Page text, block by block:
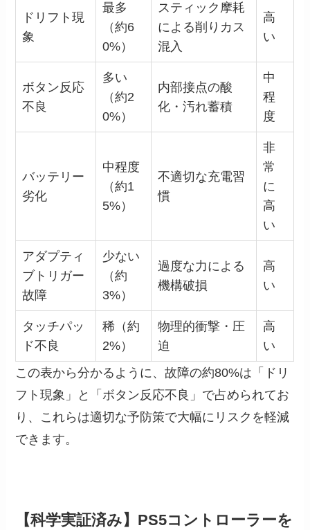
ドリフト現
象
最多
（約6
0%）
スティック摩耗
による削りカス
混入
高
い
ボタン反応
不良
多い
（約2
0%）
内部接点の酸
化・汚れ蓄積
中
程
度
バッテリー
劣化
中程度
（約1
5%）
不適切な充電習
慣
非
常
に
高
い
アダプティ
ブトリガー
故障
少ない
（約
3%）
過度な力による
機構破損
高
い
タッチパッ
ド不良
稀（約
2%）
物理的衝撃・圧
迫
高
い
この表から分かるように、故障の約80%は「ドリ
フト現象」と「ボタン反応不良」で占められてお
り、これらは適切な予防策で大幅にリスクを軽減
できます。
【科学実証済み】PS5コントローラーを